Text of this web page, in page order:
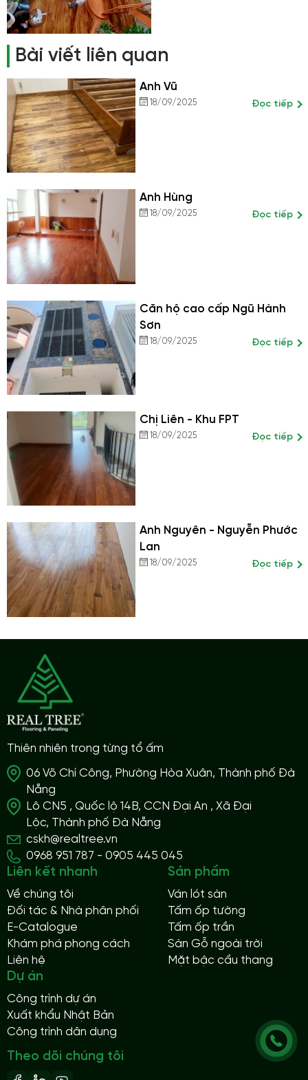
Bài viết liên quan
Anh Vũ
18/09/2025 Đọc tiếp
Anh Hùng
18/09/2025 Đọc tiếp
Căn hộ cao cấp Ngũ Hành
Sơn
18/09/2025 Đọc tiếp
Chị Liên - Khu FPT
18/09/2025 Đọc tiếp
Anh Nguyên - Nguyễn Phước
Lan
18/09/2025 Đọc tiếp
Thiên nhiên trong từng tổ ấm
06 Võ Chí Công, Phường Hòa Xuân, Thành phố Đà
Nẵng
Lô CN5 , Quốc lộ 14B, CCN Đại An , Xã Đại
Lộc, Thành phố Đà Nẵng
cskh@realtree.vn
0968 951 787 - 0905 445 045
Liên kết nhanh
Về chúng tôi
Đối tác & Nhà phân phối
E-Catalogue
Khám phá phong cách
Liên hệ
Sản phẩm
Ván lót sàn
Tấm ốp tường
Tấm ốp trần
Sàn Gỗ ngoài trời
Mặt bậc cầu thang
Dự án
Công trình dự án
Xuất khẩu Nhật Bản
Công trình dân dụng
Theo dõi chúng tôi